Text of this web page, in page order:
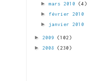
►mars 2010 (4)
► février 2010
► janvier 2010
► 2009 (102)
► 2008 (230)